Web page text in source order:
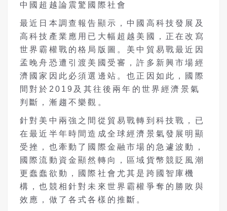
中國超越論震驚國際社會
最近日本調查報告顯示，中國高科技發展及
高科技產業應用已大幅超越美國，正在改寫
世界霸權戰的格局版圖。美中貿易戰最近因
孟晚舟恐遭引渡美國受審，許多新興市場經
濟國家因此必須選邊站。也正因如此，國際
間對於2019及其往後兩年的世界經濟景氣
判斷，漸趨不樂觀。
針對美中兩強之間從貿易戰轉到科技戰，已
在最近半年時間造成全球經濟景氣發展明顯
受挫，也牽動了國際金融市場的急遽波動，
國際流動資金顯然轉向，區域貨幣競貶風潮
更蠢蠢欲動，國際社會尤其是跨國智庫機
構，也競相針對未來世界霸權爭奪的勝敗與
效應，做了各式各樣的推斷。